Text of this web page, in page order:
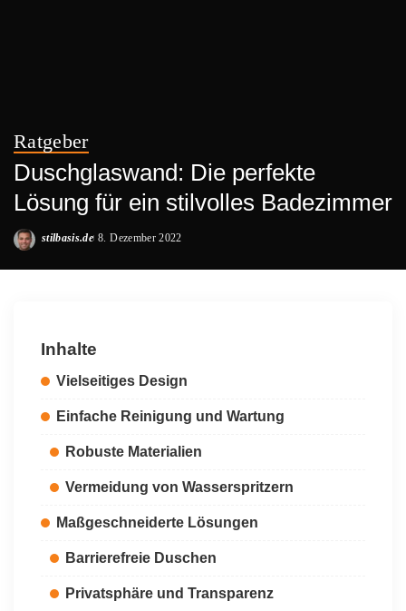
Ratgeber
Duschglaswand: Die perfekte
Lösung für ein stilvolles Badezimmer
Posted
stilbasis.de 8. Dezember 2022
Inhalte
Vielseitiges Design
Einfache Reinigung und Wartung
Robuste Materialien
Vermeidung von Wasserspritzern
Maßgeschneiderte Lösungen
Barrierefreie Duschen
Privatsphäre und Transparenz